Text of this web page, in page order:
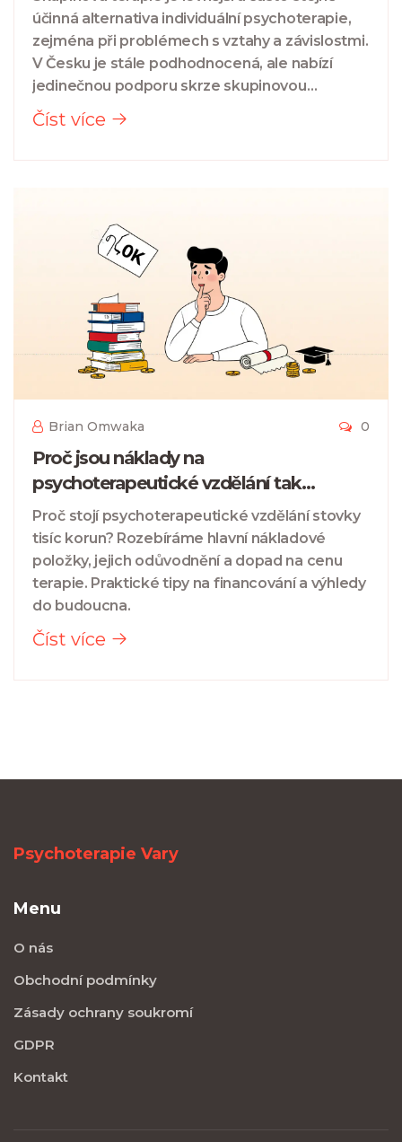
účinná alternativa individuální psychoterapie,
zejména při problémech s vztahy a závislostmi.
V Česku je stále podhodnocená, ale nabízí
jedinečnou podporu skrze skupinovou
dynamiku.
Číst více
Brian Omwaka 0
Proč jsou náklady na
psychoterapeutické vzdělání tak
vysoké?
Proč stojí psychoterapeutické vzdělání stovky
tisíc korun? Rozebíráme hlavní nákladové
položky, jejich odůvodnění a dopad na cenu
terapie. Praktické tipy na financování a výhledy
do budoucna.
Číst více
Psychoterapie Vary
Menu
O nás
Obchodní podmínky
Zásady ochrany soukromí
GDPR
Kontakt